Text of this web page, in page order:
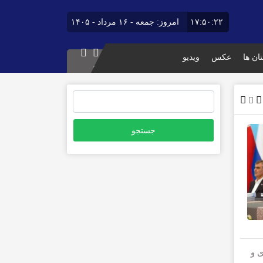
۱۷:۵۰:۲۳ امروز: جمعه - ۱۶ مرداد - ۱۴۰۵
ها عکس ویدیو
و
برای: